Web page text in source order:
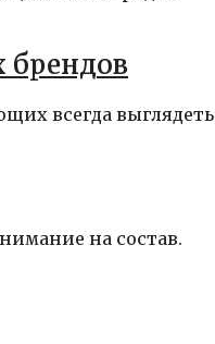
брендов
всегда выглядеть
на состав.